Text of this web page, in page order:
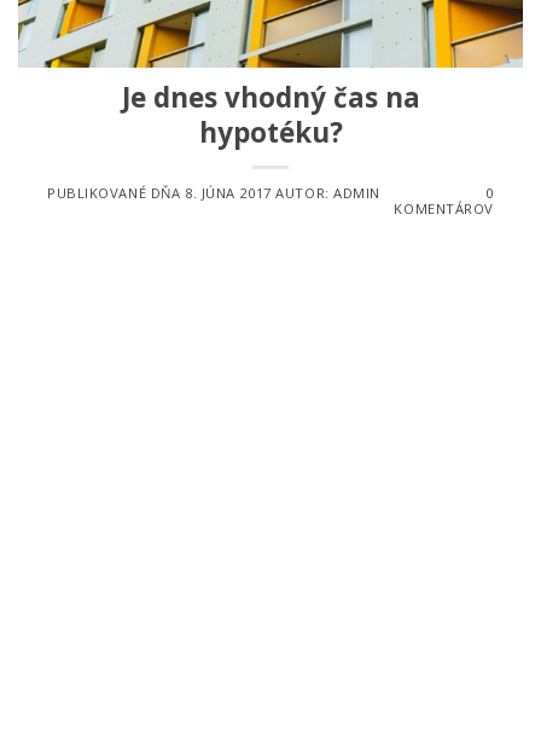
Je dnes vhodný čas na
hypotéku?
PUBLIKOVANÉ DŇA 8. JÚNA 2017 AUTOR:ADMIN
0
KOMENTÁROV